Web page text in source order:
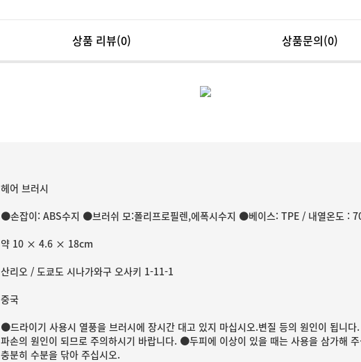
상품 리뷰(0) 상품문의(0)
헤어 브러시
●손잡이: ABS수지 ●브러쉬 모:폴리프로필렌,에폭시수지 ●베이스: TPE / 내열온도 :
약 10 × 4.6 × 18cm
산리오 / 도쿄도 시나가와구 오사키 1-11-1
중국
●드라이기 사용시 열풍을 브러시에 장시간 대고 있지 마십시오.변질 등의 원인이 됩니
파손의 원인이 되므로 주의하시기 바랍니다. ●두피에 이상이 있을 때는 사용을 삼가해
충분히 수분을 닦아 주십시오.